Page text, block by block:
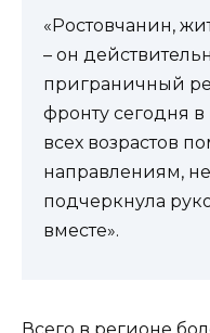
«Ростовчанин,
– он
приграничный
фронту сегодня
всех возрастов
направлениям, не
подчеркнула
вместе».